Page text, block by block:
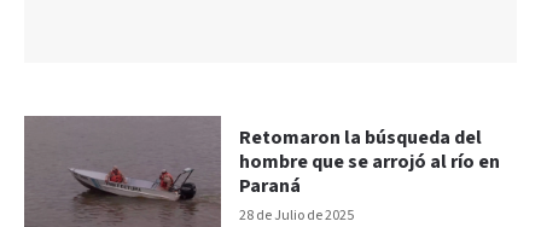
28 de Julio de 2025
Retomaron la búsqueda del
hombre que se arrojó al río en
Paraná